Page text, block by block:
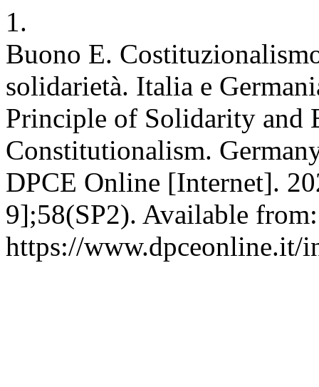
1.
Buono E.
solidarietà. Italia e
Principle of Solidarity and
Constitutionalism.
DPCE Online [Internet].
9];58(SP2). Available from:
https://www.dpceonline.it/